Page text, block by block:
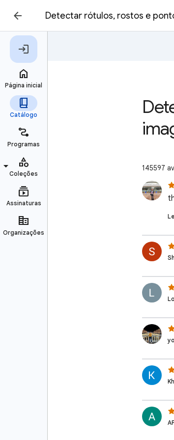
Detectar rótulos, rostos e
145597